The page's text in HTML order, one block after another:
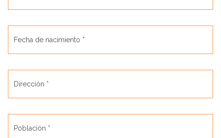
Fecha de nacimiento *
Dirección *
Población *